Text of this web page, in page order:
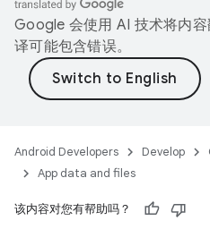
Google 会使用 AI 技术将内
译可能包含错误。
Android Developers Develop
App data and files
该内容对您有帮助吗？